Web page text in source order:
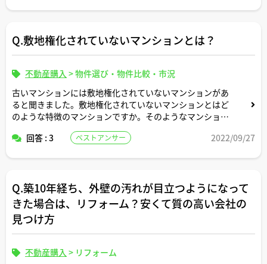
Q.敷地権化されていないマンションとは？
不動産購入 >物件選び・物件比較・市況
古いマンションには敷地権化されていないマンションがあ
ると聞きました。敷地権化されていないマンションとはど
のような特徴のマンションですか。そのようなマンション
はあるのですか。
回答 : 3 ベストアンサー 2022/09/27
Q.築10年経ち、外壁の汚れが目立つようになって
きた場合は、リフォーム？安くて質の高い会社の
見つけ方
不動産購入 > リフォーム